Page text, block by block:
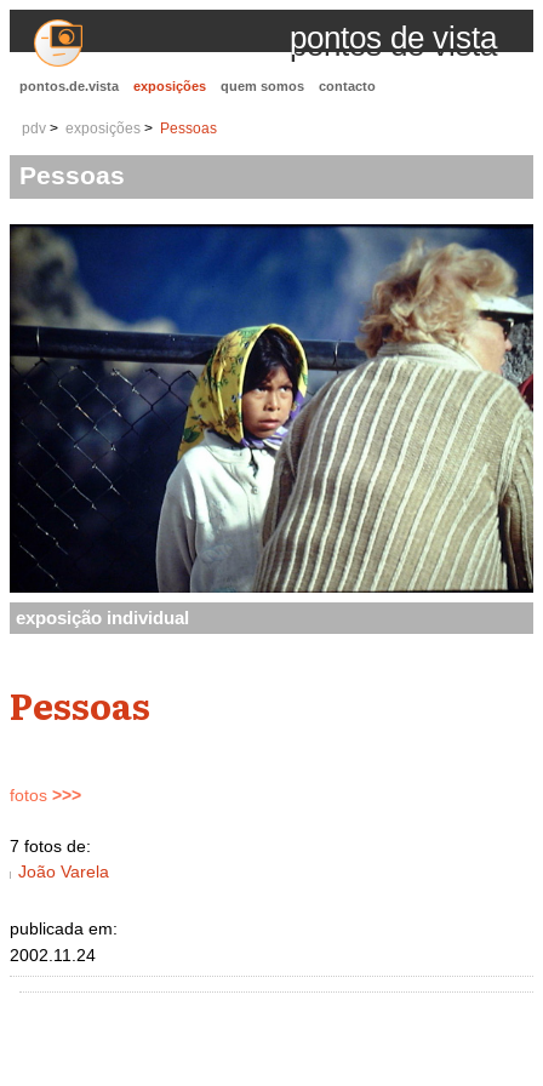
pontos de vista
pontos.de.vista exposições quem somos contacto
pdv exposições Pessoas
Pessoas
exposição individual
Pessoas
fotos >>>
7 fotos de:
João Varela
publicada em:
2002.11.24